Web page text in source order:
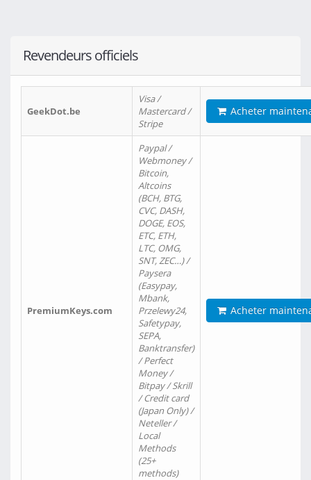
Revendeurs officiels
GeekDot.be
Visa /
Mastercard /
Stripe
Acheter
PremiumKeys.com
Paypal /
Webmoney /
Bitcoin,
Altcoins
(BCH, BTG,
CVC, DASH,
DOGE, EOS,
ETC, ETH,
LTC, OMG,
SNT, ZEC…) /
Paysera
(Easypay,
Mbank,
Przelewy24,
Safetypay,
SEPA,
Banktransfer)
/ Perfect
Money /
Bitpay / Skrill
/ Credit card
(Japan Only) /
Neteller /
Local
Methods
(25+
methods)
Acheter